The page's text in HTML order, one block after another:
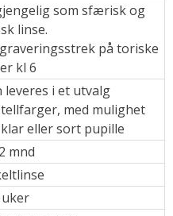
som sfærisk og
linse.
på toriske
kl 6
leveres i et utvalg
med mulighet
eller sort pupille
mnd